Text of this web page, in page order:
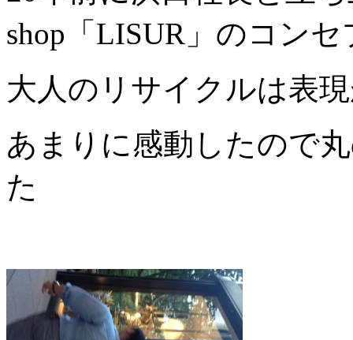
shop「LISUR」のコン
大人のリサイクルは表
あまりに感動したので
た